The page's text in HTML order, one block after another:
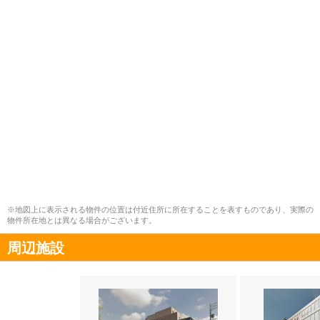
※地図上に表示される物件の位置は付近住所に所在することを表すものであり、実際の
物件所在地とは異なる場合がございます。
周辺施設